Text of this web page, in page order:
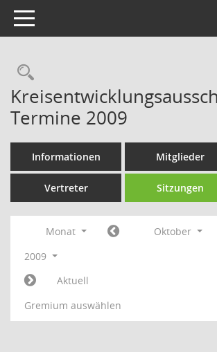
Toggle navigation
Rechercheauswahl
Termine 2009
Informationen Mitglieder
Vertreter Sitzungen
Monat
Oktober
2009
Aktuell
Gremium auswählen